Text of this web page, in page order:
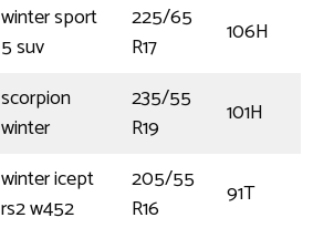
winter sport
5 suv
225/65
R17
106H
scorpion
winter
235/55
R19
101H
winter icept
rs2 w452
205/55
R16
91T